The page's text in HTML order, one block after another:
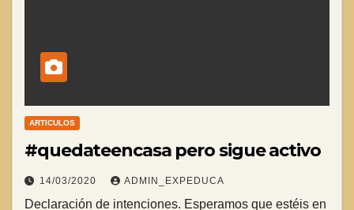
ARTICULOS
#quedateencasa pero sigue activo
14/03/2020 ADMIN_EXPEDUCA
Declaración de intenciones. Esperamos que estéis en